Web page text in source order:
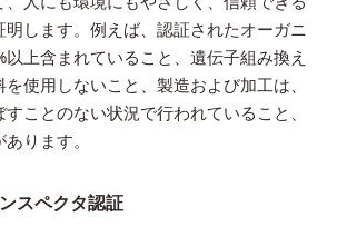
します。例えば、認証されたオーガニ
上含まれていること、遺伝子組み換え
使用しないこと、製造および加工は、
ことのない状況で行われていること、
ります。
スペクタ認証